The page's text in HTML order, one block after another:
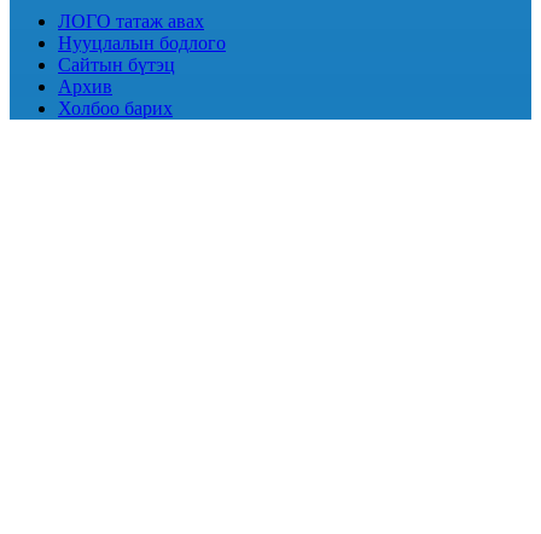
ЛОГО татаж авах
Нууцлалын бодлого
Сайтын бүтэц
Архив
Холбоо барих